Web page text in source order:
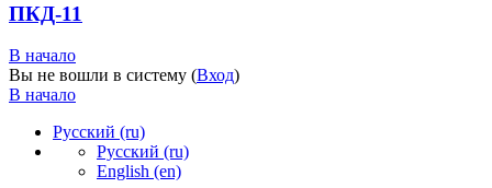
ПКД-11
В начало
Вы не вошли в систему (Вход)
В начало
Русский ‎(ru)‎
Русский ‎(ru)‎
English ‎(en)‎